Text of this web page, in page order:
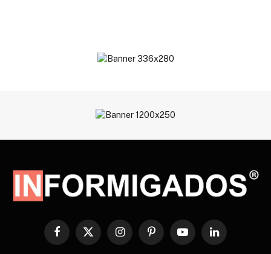
Facebook
X
InstagramPinterestYouTubeLinkedIn